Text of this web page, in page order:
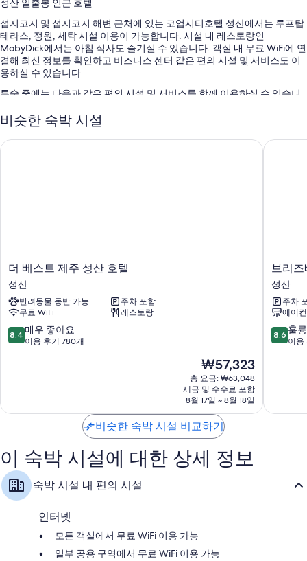
성산 일출봉 인근 호텔
섭지코지 및 섭지코지 해변 근처에 있는 코업시티호텔 성산에서는 루프탑
테라스, 정원, 세탁 시설 이용이 가능합니다. 시설 내 레스토랑인
MobyDick에서는 아침 식사도 즐기실 수 있습니다. 객실 내 무료 WiFi에 연
결해 최신 정보를 확인하고 비즈니스 센터 같은 편의 시설 및 서비스도 이
용하실 수 있습니다.
투숙 중에는 다음과 같은 편의 시설 및 서비스를 함께 이용하실 수 있습니
셀프 주차 무료
뷔페 아침 식사(요금 별도), 다국어 구사 가능 직원 및 금연 시설
욕실 - 샤워 시설 및 비데 이용 가능
평면 TV - 케이블 TV 채널 이용 가능
발코니, 냉장고 및 전기 주전자
비슷한 숙박 시설
더
베
스
트
제
주
성
더 베스트 제주 성산 호텔
성산
반려동물 동반 가능
주차 포함
무료 WiFi
레스토랑
10
점
매
아
요,
이
용
후
8.4 매우 좋아요
이용 후기 780개
현
재
요
금
₩57,323
₩57,323
총 요금: ₩63,048
세금 및 수수료 포함
8월 17일 ~ 8월 18일
더 베스트 제주 성산 호텔
브
리
즈
베
이
호
텔
브리
성산
주차
에어컨
10
점
훌
8.6 훌
이용
브리즈
비슷한 숙박 시설 비교하기
이 숙박 시설에 대한 상세 정보
숙박 시설 내 편의 시설
인터넷
모든 객실에서 무료 WiFi 이용 가능
일부 공용 구역에서 무료 WiFi 이용 가능